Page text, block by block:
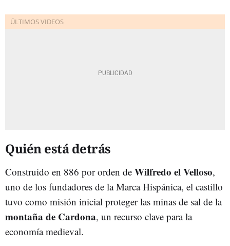
Quién está detrás
Construido en 886 por orden de Wilfredo el Velloso,
uno de los fundadores de la Marca Hispánica, el castillo
tuvo como misión inicial proteger las minas de sal de la
montaña de Cardona, un recurso clave para la
economía medieval.